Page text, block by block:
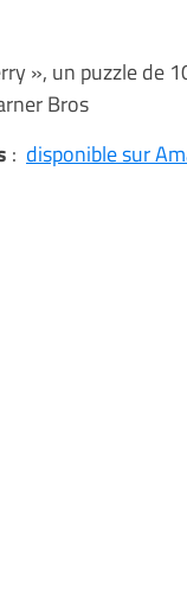
», un puzzle de
Bros
: disponible sur